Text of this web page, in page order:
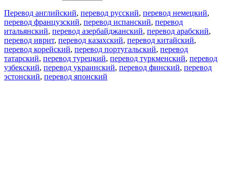
Перевод английский, перевод русский, перевод немецкий,
перевод французский, перевод испанский, перевод
итальянский, перевод азербайджанский, перевод арабский,
перевод иврит, перевод казахский, перевод китайский,
перевод корейский, перевод португальский, перевод
татарский, перевод турецкий, перевод туркменский, перевод
узбекский, перевод украинский, перевод финский, перевод
эстонский, перевод японский